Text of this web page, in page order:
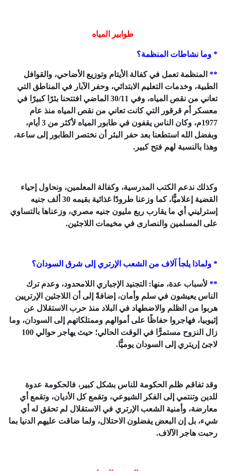
طوابير المياه
* وما نشاطات المنظمة؟
** المنظمة تعمل في كفالة الأيتام وتوزيع الأضاحي، والقوافل
الطبية، وخدمات التعليم الابتدائي، وحفر الآبار في المناطق التي
تعاني من نقص المياه، وفي 30/11 الماضي افتتحنا بئرًا كبيرًا في
معسكر أم قرقور التي كانت تعاني من نقص المياه منذ عام
1977م، وكان الناس يقفون في طابور المياه لأكثر من 3 أيام،
وبفضل الله استطعنا بعد حفر البئر أن نختصر الطابور إلى ساعة،
وهذا بالنسبة لهم فتح كبير.
وكذلك ندعم الكتب المدرسية، وكفالة المعلمين، ونحاول إحياء
القضية إعلاميًّا، كما وزعنا طرودًا غذائية بقيمه 30 ألف جنيه
إسترليني أي ما يقارب ربع مليون جنيه مصري، وزعناها بالتساوي
على المسلمين والنصارى في مخيمات اللاجئين.
* ولماذا يلجأ آلاف من الشعب الإرتري إلى شرق السودان؟
** لأسباب عدة، منها: التجنيد الإجباري اللامحدود، وعدم ترك
الناس يعيشون في سلم وأمان، إضافةً إلى أن اللاجئين الإرتريين
هربوا من الظلم والاضطهاد في البلاد منذ حرب الاستقلال عن
إثيوبيا، فهاجروا حفاظًا على أموالهم وممتلكاتهم إلى السودان، وما
زال النزوح مستمرًّا في الوقت الحالي؛ حيث يهاجر حوالي 100
لاجئ إريتري إلى السودان يوميًّا.
وقد تفاقم ظلم الحكومة للناس بشكل كبير، فالحكومة عدوة
للدين وتنتمي إلى الفكر الشيوعي، وتقمع كل الأديان، وتقمع أي
معارضة، وأمنية الشعب الإرتري في الاستقلال لم تحقق له أي
شيء، بل إن البعض يفضلون الاحتلال، ولما ضاقت عليهم الدنيا بما
رحبت هاجر الآلاف.